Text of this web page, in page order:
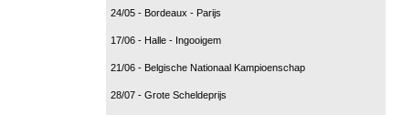
24/05 - Bordeaux - Parijs
17/06 - Halle - Ingooigem
21/06 - Belgische Nationaal Kampioenschap
28/07 - Grote Scheldeprijs